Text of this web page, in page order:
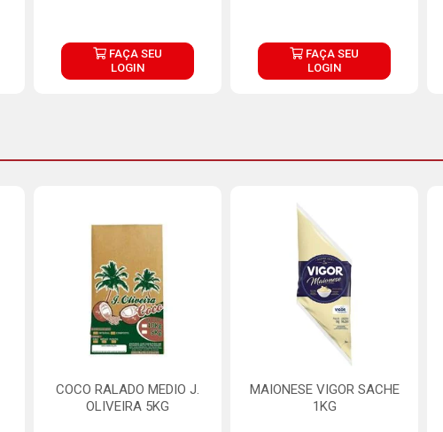
FAÇA SEU
LOGIN
FAÇA SEU
LOGIN
COCO RALADO MEDIO J.
OLIVEIRA 5KG
MAIONESE VIGOR SACHE
1KG